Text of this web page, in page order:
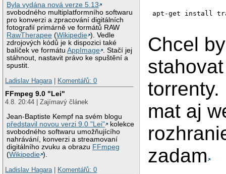
Byla vydána nová verze 5.13
svobodného multiplatformního softwaru
pro konverzi a zpracování digitálních
fotografií primárně ve formátů RAW
RawTherapee (Wikipedie ). Vedle
zdrojových kódů je k dispozici také
balíček ve formátuAppImage . Stačí jej
stáhnout, nastavit právo ke spuštění a
spustit.
Ladislav Hagara
Komentářů: 0
FFmpeg 9.0 "Lei"
4.8. 20:44 | Zajímavý článek
Jean-Baptiste Kempf na svém blogu
představil novou verzi 9.0 "Lei"
kolekce
svobodného softwaru umožňujícího
nahrávání, konverzi a streamovaní
digitálního zvuku a obrazu FFmpeg
(Wikipedie ).
Ladislav Hagara
Komentářů: 0
apt-get install
Chcel
torrenty.
mat aj
zadam